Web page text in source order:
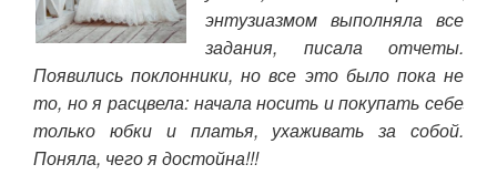
энтузиазмом выполняла все
задания, писала отчеты.
Появились поклонники, но все это было пока не
то, но я расцвела: начала носить и покупать себе
только юбки и платья, ухаживать за собой.
Поняла, чего я достойна!!!